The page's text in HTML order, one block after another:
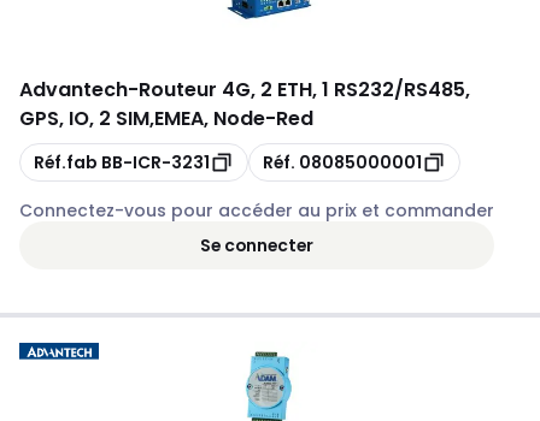
Advantech-Routeur 4G, 2 ETH, 1 RS232/RS485,
GPS, IO, 2 SIM,EMEA, Node-Red
Copie
Réf.fab BB-ICR-3231 Copie
Réf. 08085000001
Connectez-vous pour accéder au prix et commander
Se connecter